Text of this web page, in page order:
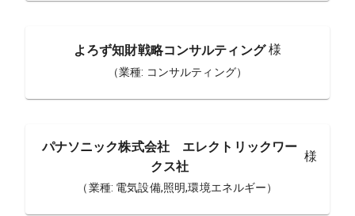
よろず知財戦略コンサルティング 様
（業種: コンサルティング）
パナソニック株式会社 エレクトリックワー
クス社
様
（業種: 電気設備,照明,環境エネルギー）